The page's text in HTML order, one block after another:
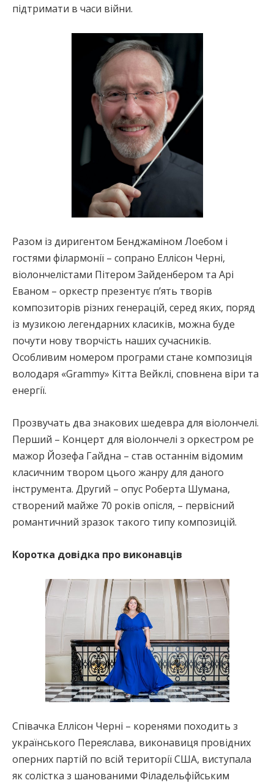
підтримати в часи війни.
Разом із диригентом Бенджаміном Лоебом і
гостями філармонії – сопрано Еллісон Черні,
віолончелістами Пітером Зайденбером та Арі
Еваном – оркестр презентує пʼять творів
композиторів різних генерацій, серед яких, поряд
із музикою легендарних класиків, можна буде
почути нову творчість наших сучасників.
Особливим номером програми стане композиція
володаря «Grammy» Кітта Вейклі, сповнена віри та
енергії.
Прозвучать два знакових шедевра для віолончелі.
Перший – Концерт для віолончелі з оркестром ре
мажор Йозефа Гайдна – став останнім відомим
класичним твором цього жанру для даного
інструмента. Другий – опус Роберта Шумана,
створений майже 70 років опісля, – первісний
романтичний зразок такого типу композицій.
Коротка довідка про виконавців
Співачка Еллісон Черні – коренями походить з
українського Переяслава, виконавиця провідних
оперних партій по всій території США, виступала
як солістка з шанованими Філадельфійським